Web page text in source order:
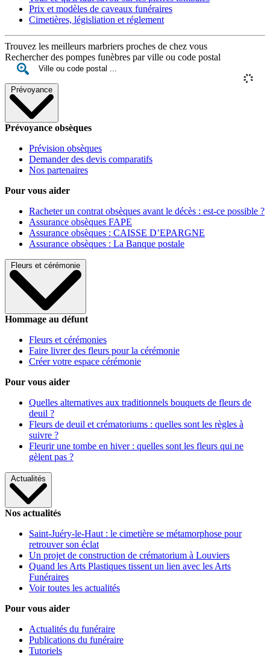
Prix et modèles de caveaux funéraires
Cimetières, législiation et réglement
Trouvez les meilleurs marbriers proches de chez vous
Rechercher des pompes funèbres par ville ou code postal
Prévoyance
Prévoyance obsèques
Prévision obsèques
Demander des devis comparatifs
Nos partenaires
Pour vous aider
Racheter un contrat obsèques avant le décès : est-ce possible ?
Assurance obsèques FAPE
Assurance obsèques : CAISSE D’EPARGNE
Assurance obsèques : La Banque postale
Fleurs et cérémonie
Hommage au défunt
Fleurs et cérémonies
Faire livrer des fleurs pour la cérémonie
Créer votre espace cérémonie
Pour vous aider
Quelles alternatives aux traditionnels bouquets de fleurs de
deuil ?
Fleurs de deuil et crématoriums : quelles sont les règles à
suivre ?
Fleurir une tombe en hiver : quelles sont les fleurs qui ne
gèlent pas ?
Actualités
Nos actualités
Saint-Juéry-le-Haut : le cimetière se métamorphose pour
retrouver son éclat
Un projet de construction de crématorium à Louviers
Quand les Arts Plastiques tissent un lien avec les Arts
Funéraires
Voir toutes les actualités
Pour vous aider
Actualités du funéraire
Publications du funéraire
Tutoriels